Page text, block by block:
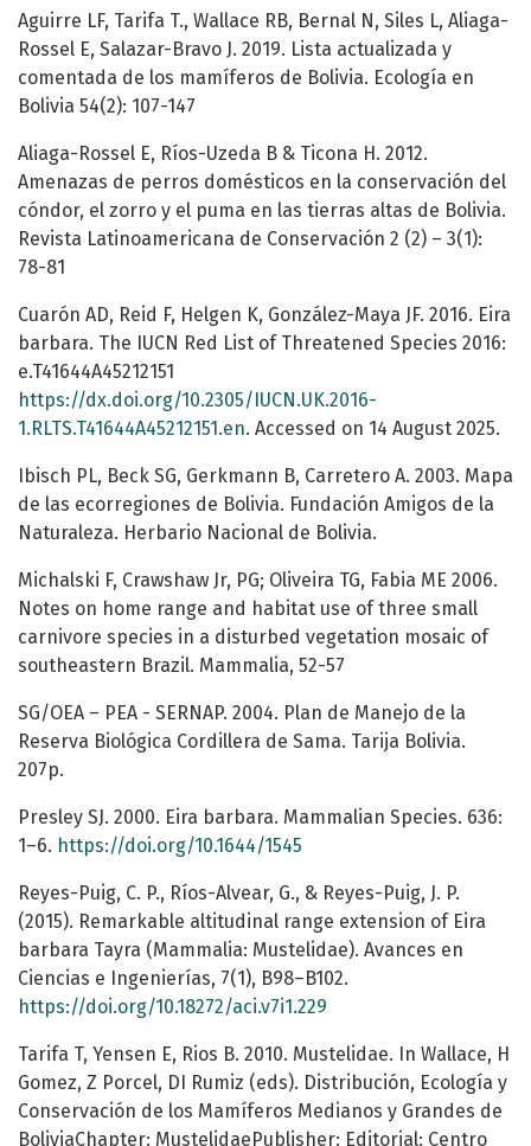
Aguirre LF, Tarifa T., Wallace RB, Bernal N, Siles L, Aliaga-
Rossel E, Salazar-Bravo J. 2019. Lista actualizada y
comentada de los mamíferos de Bolivia. Ecología en
Bolivia 54(2): 107-147
Aliaga-Rossel E, Ríos-Uzeda B & Ticona H. 2012.
Amenazas de perros domésticos en la conservación del
cóndor, el zorro y el puma en las tierras altas de Bolivia.
Revista Latinoamericana de Conservación 2 (2) – 3(1):
78-81
Cuarón AD, Reid F, Helgen K, González-Maya JF. 2016. Eira
barbara. The IUCN Red List of Threatened Species 2016:
e.T41644A45212151
https://dx.doi.org/10.2305/IUCN.UK.2016-
1.RLTS.T41644A45212151.en. Accessed on 14 August 2025.
Ibisch PL, Beck SG, Gerkmann B, Carretero A. 2003. Mapa
de las ecorregiones de Bolivia. Fundación Amigos de la
Naturaleza. Herbario Nacional de Bolivia.
Michalski F, Crawshaw Jr, PG; Oliveira TG, Fabia ME 2006.
Notes on home range and habitat use of three small
carnivore species in a disturbed vegetation mosaic of
southeastern Brazil. Mammalia, 52-57
SG/OEA – PEA - SERNAP. 2004. Plan de Manejo de la
Reserva Biológica Cordillera de Sama. Tarija Bolivia.
207p.
Presley SJ. 2000. Eira barbara. Mammalian Species. 636:
1–6. https://doi.org/10.1644/1545
Reyes-Puig, C. P., Ríos-Alvear, G., & Reyes-Puig, J. P.
(2015). Remarkable altitudinal range extension of Eira
barbara Tayra (Mammalia: Mustelidae). Avances en
Ciencias e Ingenierías, 7(1), B98–B102.
https://doi.org/10.18272/aci.v7i1.229
Tarifa T, Yensen E, Rios B. 2010. Mustelidae. In Wallace, H
Gomez, Z Porcel, DI Rumiz (eds). Distribución, Ecología y
Conservación de los Mamíferos Medianos y Grandes de
BoliviaChapter: MustelidaePublisher: Editorial: Centro